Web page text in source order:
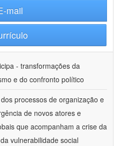
mail
- transformações da
e do confronto político
processos de organização e
de novos atores e
que acompanham a crise da
vulnerabilidade social